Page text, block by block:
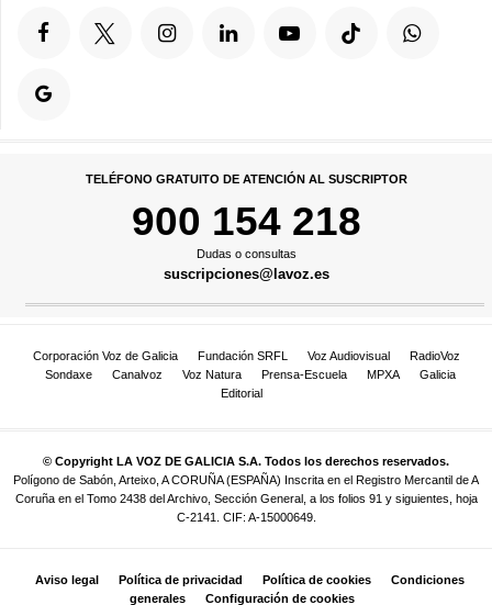
TELÉFONO GRATUITO DE ATENCIÓN AL SUSCRIPTOR
900 154 218
Dudas o consultas
suscripciones@lavoz.es
Corporación Voz de Galicia Fundación SRFL Voz Audiovisual
RadioVoz
Sondaxe
Canalvoz Voz Natura Prensa-Escuela MPXA
Galicia
Editorial
© Copyright LA VOZ DE GALICIA S.A. Todos los derechos reservados.
Polígono de Sabón, Arteixo, A CORUÑA (ESPAÑA) Inscrita en el Registro Mercantil de A
Coruña en el Tomo 2438 del Archivo, Sección General, a los folios 91 y siguientes, hoja
C-2141. CIF: A-15000649.
Aviso legal Política de privacidad Política de cookies
Condiciones
generales
Configuración de cookies